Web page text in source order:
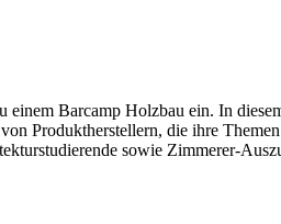
Barcamp Holzbau ein. In
Produktherstellern, die ihre
sowie Zimmerer-